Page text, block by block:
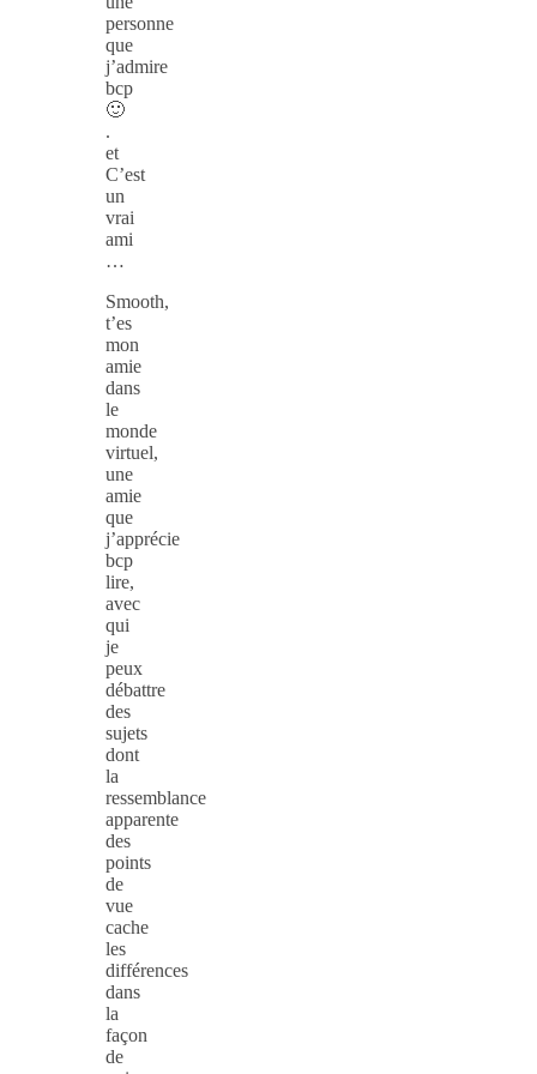
personne
que
j’admire
bcp
🙂
.
et
C’est
un
vrai
ami
…
Smooth,
t’es
mon
amie
dans
le
monde
virtuel,
une
amie
que
j’apprécie
bcp
lire,
avec
qui
je
peux
débattre
des
sujets
dont
la
ressemblance
apparente
des
points
de
vue
cache
les
différences
dans
la
façon
de